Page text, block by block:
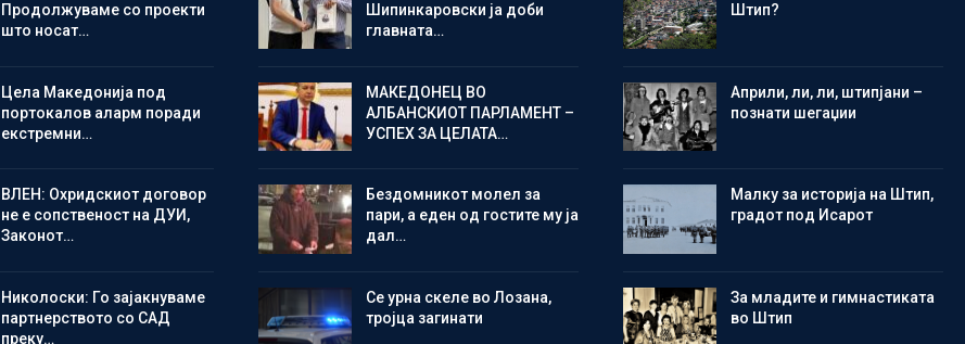
Продолжуваме со проекти
што носат…
Цела Македонија под
портокалов аларм поради
екстремни…
ВЛЕН: Охридскиот договор
не е сопственост на ДУИ,
Законот…
Николоски: Го зајакнуваме
партнерството со САД
преку…
Шипинкаровски ја доби
главната…
МАКЕДОНЕЦ ВО
АЛБАНСКИОТ ПАРЛАМЕНТ –
УСПЕХ ЗА ЦЕЛАТА…
Бездомникот молел за
пари, а еден од гостите му ја
дал…
Се урна скеле во Лозана,
тројца загинати
Штип?
Aприли, ли, ли, штипјани –
познати шегаџии
Малку за историја на Штип,
градот под Исарот
Зa младите и гимнастиката
во Штип